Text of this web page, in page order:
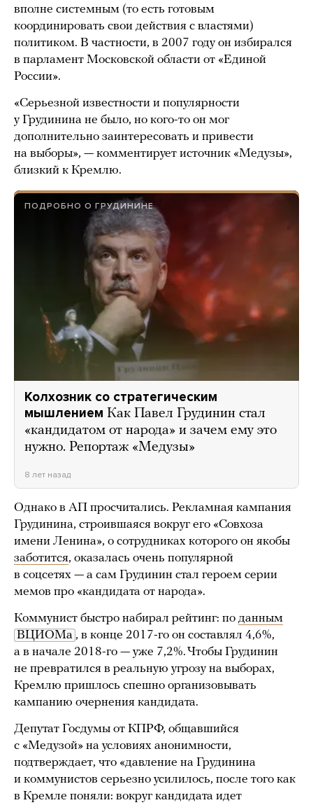
вполне системным (то есть готовым
координировать свои действия с властями)
политиком. В частности, в 2007 году он избирался
в парламент Московской области от «Единой
России».
«Серьезной известности и популярности
у Грудинина не было, но кого-то он мог
дополнительно заинтересовать и привести
на выборы», — комментирует источник «Медузы»,
близкий к Кремлю.
ПОДРОБНО О ГРУДИНИНЕ
Колхозник со стратегическим
мышлением Как Павел Грудинин стал
«кандидатом от народа» и зачем ему это
нужно. Репортаж «Медузы»
8 лет назад
Однако в АП просчитались. Рекламная кампания
Грудинина, строившаяся вокруг его «Совхоза
имени Ленина», о сотрудниках которого он якобы
заботится, оказалась очень популярной
в соцсетях — а сам Грудинин стал героем серии
мемов про «кандидата от народа».
Коммунист быстро набирал рейтинг: по данным
ВЦИОМа , в конце 2017-го он составлял 4,6%,
а в начале 2018-го — уже 7,2%. Чтобы Грудинин
не превратился в реальную угрозу на выборах,
Кремлю пришлось спешно организовывать
кампанию очернения кандидата.
Депутат Госдумы от КПРФ, общавшийся
с «Медузой» на условиях анонимности,
подтверждает, что «давление на Грудинина
и коммунистов серьезно усилилось, после того как
в Кремле поняли: вокруг кандидата идет